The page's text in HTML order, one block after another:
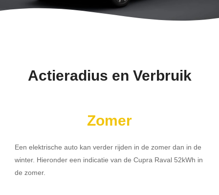
Actieradius en Verbruik
Zomer
Een elektrische auto kan verder rijden in de zomer dan in de
winter. Hieronder een indicatie van de Cupra Raval 52kWh in
de zomer.